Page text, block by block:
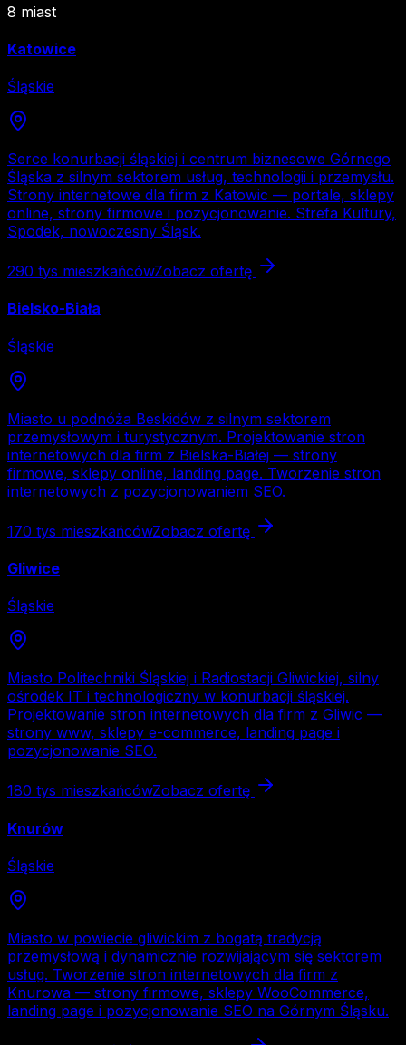
8 miast
Katowice
Śląskie
Serce konurbacji śląskiej i centrum biznesowe Górnego
Śląska z silnym sektorem usług, technologii i przemysłu.
Strony internetowe dla firm z Katowic — portale, sklepy
online, strony firmowe i pozycjonowanie. Strefa Kultury,
Spodek, nowoczesny Śląsk.
290 tys mieszkańcówZobacz ofertę
Bielsko-Biała
Śląskie
Miasto u podnóża Beskidów z silnym sektorem
przemysłowym i turystycznym. Projektowanie stron
internetowych dla firm z Bielska-Białej — strony
firmowe, sklepy online, landing page. Tworzenie stron
internetowych z pozycjonowaniem SEO.
170 tys mieszkańcówZobacz ofertę
Gliwice
Śląskie
Miasto Politechniki Śląskiej i Radiostacji Gliwickiej, silny
ośrodek IT i technologiczny w konurbacji śląskiej.
Projektowanie stron internetowych dla firm z Gliwic —
strony www, sklepy e-commerce, landing page i
pozycjonowanie SEO.
180 tys mieszkańcówZobacz ofertę
Knurów
Śląskie
Miasto w powiecie gliwickim z bogatą tradycją
przemysłową i dynamicznie rozwijającym się sektorem
usług. Tworzenie stron internetowych dla firm z
Knurowa — strony firmowe, sklepy WooCommerce,
landing page i pozycjonowanie SEO na Górnym Śląsku.